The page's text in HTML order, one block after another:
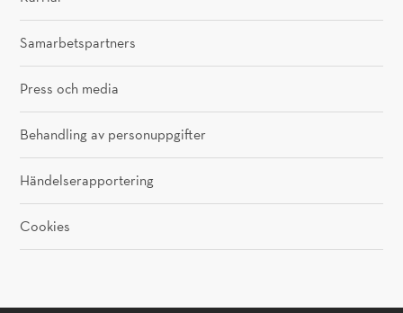
Samarbetspartners
Press och media
Behandling av personuppgifter
Händelserapportering
Cookies